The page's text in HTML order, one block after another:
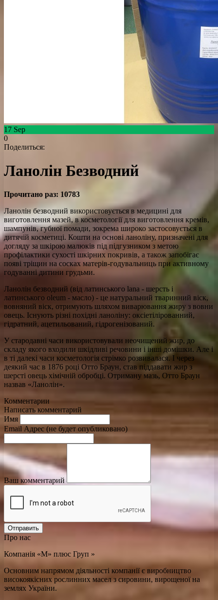
17 Sep
0
Поделиться:
Ланолін Безводний
Прочитано раз: 10783
Ланолін безводний використовується в медицині для
виготовлення мазей, в косметології для виготовлення кремів,
шампунів, губної помади, зокрема широко застосовується в
дитячій косметиці. Кошти на основі ланоліну, призначені для
догляду за шкірою малюків під підгузником з метою
профілактики сухості шкірних покривів, а також запобігає
появі тріщин на сосках матерів-годувальниць при активному
годуванні дитини грудьми.
Ланолін безводний (від латинського lana - шерсть і
латинського oleum - масло) - це натуральний тваринний віск,
вовняний віск, отримують шляхом виварювання жиру з вовни
овець. Існують різні похідні ланоліну: оксіетілірованний,
гідратний, ацетильований, гідрогенізований.
У стародавні часи використовували неочищений жир, до
складу якого входили шкідливі речовини і інші домішки. Але і
в ті далекі часи косметологія стрімко розвивалася. І через
деякий час в 1876 році Отто Браун, став піддавати жир з
шерсті овець хімічній обробці. Отриману мазь, Отто Браун
назвав «Ланолін».
Комментарии
Написать комментарий
Имя
Email Адрес (не будет опубликовано)
Ваш комментарий
Отправить
Про нас
Компанія «М» плюс Груп »
Основним напрямом діяльності компанії є виробництво
високоякісних рослинних масел з сировини, вирощеної на
землях України.